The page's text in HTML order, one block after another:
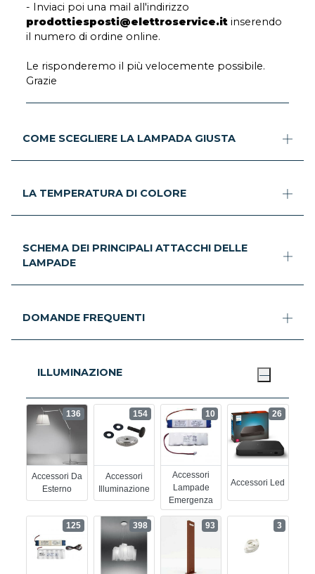
- Inviaci poi una mail all'indirizzo
prodottiesposti@elettroservice.it inserendo
il numero di ordine online.
Le risponderemo il più velocemente possibile.
Grazie
COME SCEGLIERE LA LAMPADA GIUSTA
LA TEMPERATURA DI COLORE
SCHEMA DEI PRINCIPALI ATTACCHI DELLE
LAMPADE
DOMANDE FREQUENTI
ILLUMINAZIONE
Accessori Da
Esterno
136
Accessori
Illuminazione
154
Accessori
Lampade
Emergenza
10
Accessori Led
26
125 398 93 3